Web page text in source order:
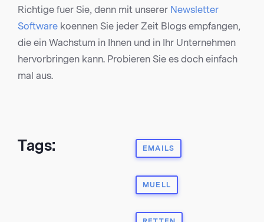
Richtige fuer Sie, denn mit unserer Newsletter
Software koennen Sie jeder Zeit Blogs empfangen,
die ein Wachstum in Ihnen und in Ihr Unternehmen
hervorbringen kann. Probieren Sie es doch einfach
mal aus.
Tags: EMAILS
MUELL